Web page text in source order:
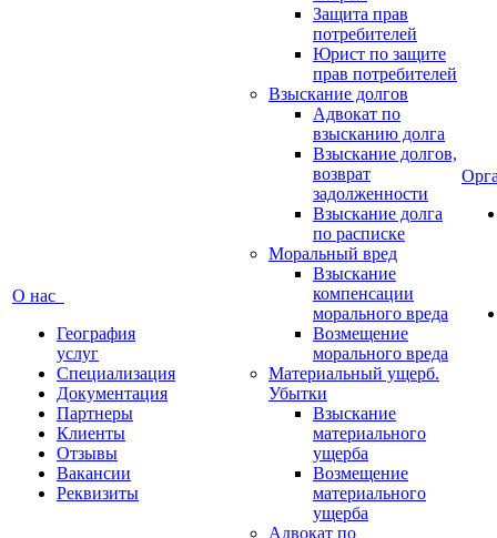
О нас
География
услуг
Специализация
Документация
Партнеры
Клиенты
Отзывы
Вакансии
Реквизиты
Защита прав
потребителей
Юрист по защите
прав потребителей
Взыскание долгов
Адвокат по
взысканию долга
Взыскание долгов,
возврат
задолженности
Взыскание долга
по расписке
Моральный вред
Взыскание
компенсации
морального вреда
Возмещение
морального вреда
Материальный ущерб.
Убытки
Взыскание
материального
ущерба
Возмещение
материального
ущерба
Адвокат по